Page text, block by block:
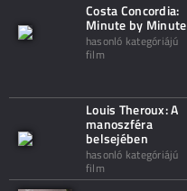
Costa Concordia:
Minute by Minute
hasonló kategóriájú
film
Louis Theroux: A
manoszféra
belsejében
hasonló kategóriájú
film